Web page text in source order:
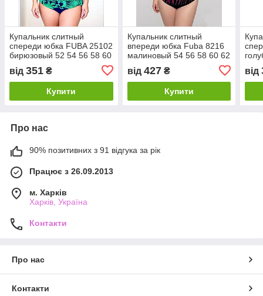
Купальник слитный
спереди юбка FUBA 25102
бирюзовый 52 54 56 58 60
від 351 ₴
Купити
Купальник слитный
впереди юбка Fuba 8216
малиновый 54 56 58 60 62
від 427₴
Купити
від
Про нас
90% позитивних з 91 відгука за рік
Працює з 26.09.2013
м. Харків
Харків, Україна
Контакти
Про нас
Контакти